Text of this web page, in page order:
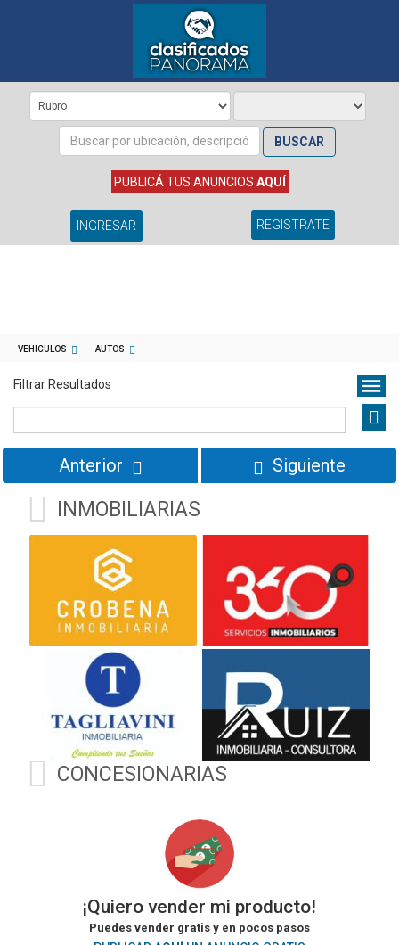
BUSCAR
PUBLICÁ TUS ANUNCIOS AQUÍ
INGRESAR REGISTRATE
VEHICULOS AUTOS
Filtrar Resultados
Anterior Siguiente
INMOBILIARIAS
CONCESIONARIAS
¡Quiero vender mi producto!
Puedes vender gratis y en pocos pasos